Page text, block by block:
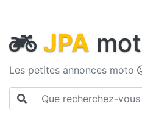
JPA
Les petites annonces moto